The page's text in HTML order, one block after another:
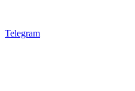
Telegram